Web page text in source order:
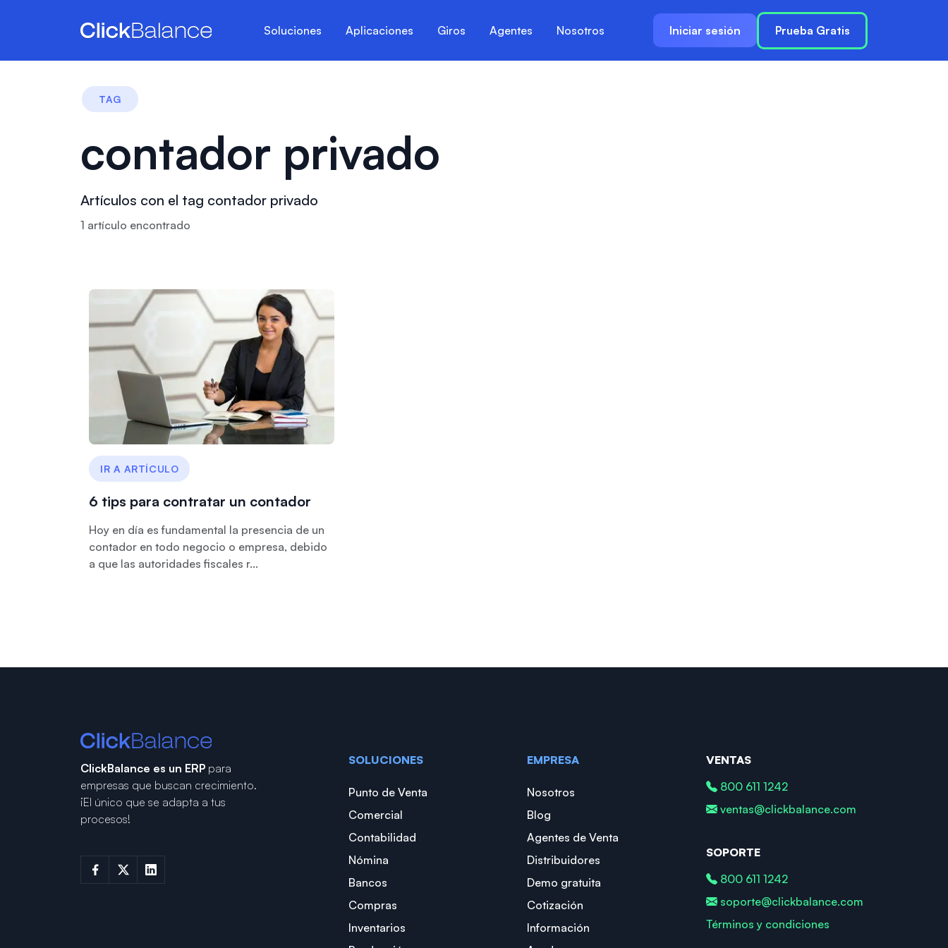
Soluciones Aplicaciones Giros Agentes Nosotros Iniciar sesión Prueba Gratis
TAG
contador privado
Artículos con el tag contador privado
1 artículo encontrado
IR A ARTÍCULO
6 tips para contratar un contador
Hoy en día es fundamental la presencia de un
contador en todo negocio o empresa, debido
a que las autoridades fiscales r...
ClickBalance es un ERP para
empresas que buscan crecimiento.
¡El único que se adapta a tus
procesos!
SOLUCIONES
Punto de Venta
Comercial
Contabilidad
Nómina
Bancos
Compras
Inventarios
EMPRESA
Nosotros
Blog
Agentes de Venta
Distribuidores
Demo gratuita
Cotización
Información
VENTAS
800 611 1242
ventas@clickbalance.com
SOPORTE
800 611 1242
soporte@clickbalance.com
Términos y condiciones